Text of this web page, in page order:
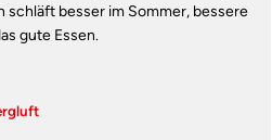
schläft besser im Sommer, bessere
gute Essen.